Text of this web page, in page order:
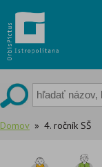
to
content
Domov 4. ročník SŠ